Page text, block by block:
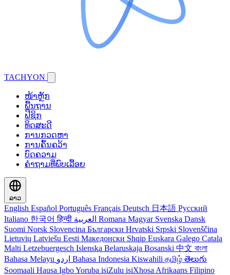
TACHYON
ໜ້າຫຼັກ
ພື້ນຖານ
ຟີຊິກ
ທິດສະດີ
ການກວດຫາ
ການຄົ້ນຄວ້າ
ບົດຄວາມ
ຄຳຖາມທີ່ພົບເລື້ອຍ
ລາວ
English Español Português Français Deutsch 日本語 Русский
Italiano 한국어हिन्दी Romana Magyar Svenska Dansk
Suomi Norsk Slovencina Български Hrvatski Srpski Slovenščina
Lietuvių Latviešu Eesti Македонски Shqip Euskara Galego Catala
Malti Letzebuergesch Islenska Belaruskaja Bosanski 中文 বাংলা
Bahasa Melayu
Bahasa Indonesia Kiswahili தமிழ் తెలుగు
Soomaali Hausa IgboYoruba isiZulu isiXhosa Afrikaans Filipino